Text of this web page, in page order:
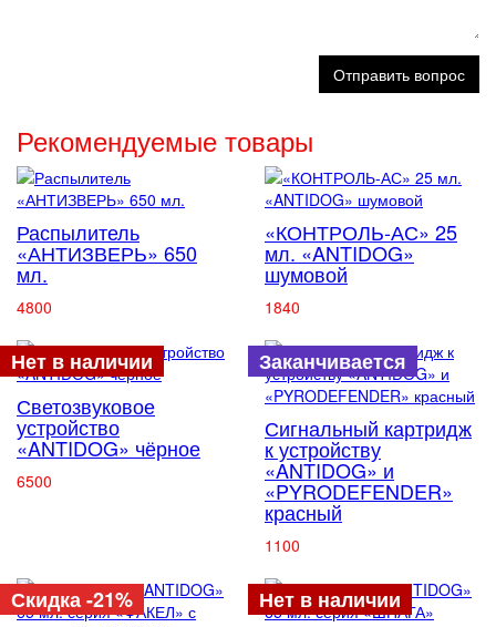
Отправить вопрос
Рекомендуемые товары
Распылитель
«АНТИЗВЕРЬ» 650
мл.
4800
«КОНТРОЛЬ-АС» 25
мл. «ANTIDOG»
шумовой
1840
Нет в наличии
Светозвуковое
устройство
«ANTIDOG» чёрное
6500
Заканчивается
Сигнальный картридж
к устройству
«ANTIDOG» и
«PYRODEFENDER»
красный
1100
Скидка -21%
Нет в наличии